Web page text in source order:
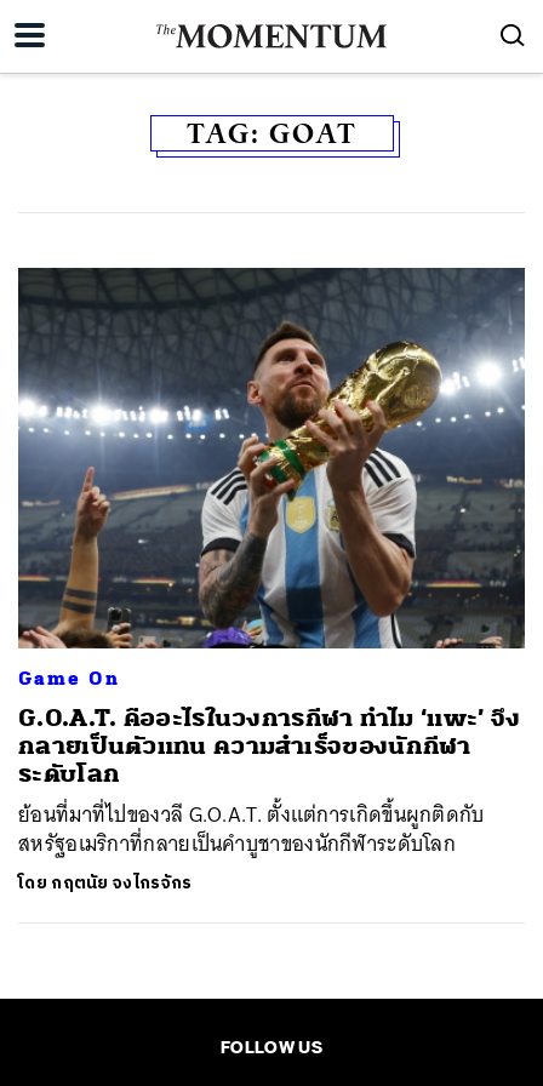
TAG: GOAT
Game On
G.O.A.T. คืออะไรในวงการกีฬา ทำไม ‘แพะ’ จึง
กลายเป็นตัวแทน ความสำเร็จของนักกีฬา
ระดับโลก
ย้อนที่มาที่ไปของวลี G.O.A.T. ตั้งแต่การเกิดขึ้นผูกติดกับ
สหรัฐอเมริกาที่กลายเป็นคำบูชาของนักกีฬาระดับโลก
โดย กฤตนัย จงไกรจักร
FOLLOW US
ค้นหา
SHARE TWEET LINE EMAIL